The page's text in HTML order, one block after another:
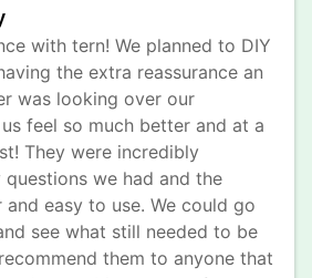
with tern! We planned to DIY
the extra reassurance an
was looking over our
feel so much better and at a
They were incredibly
we had and the
easy to use. We could go
see what still needed to be
them to anyone that